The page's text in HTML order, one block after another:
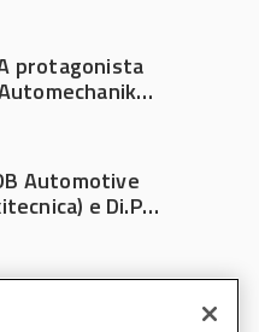
protagonista
Automotive
e Di.Pa.